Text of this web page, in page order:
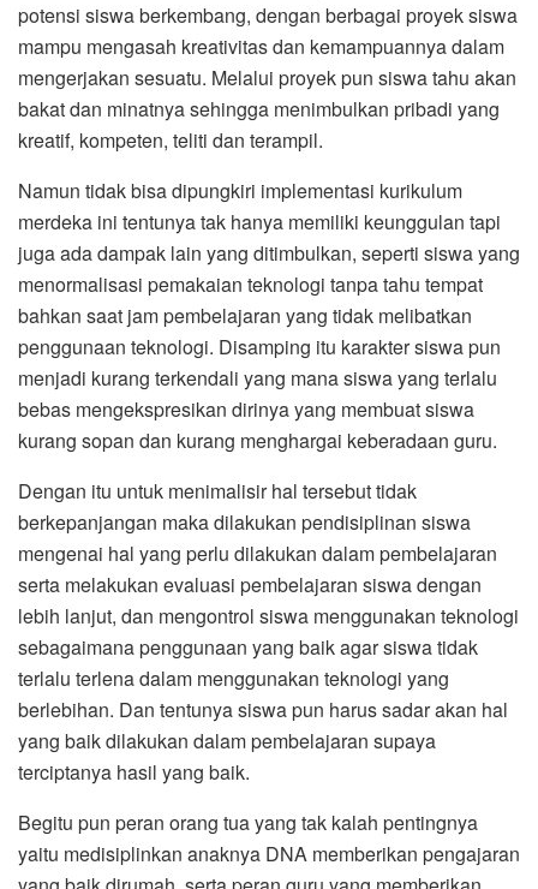
potensi siswa berkembang, dengan berbagai proyek siswa
mampu mengasah kreativitas dan kemampuannya dalam
mengerjakan sesuatu. Melalui proyek pun siswa tahu akan
bakat dan minatnya sehingga menimbulkan pribadi yang
kreatif, kompeten, teliti dan terampil.
Namun tidak bisa dipungkiri implementasi kurikulum
merdeka ini tentunya tak hanya memiliki keunggulan tapi
juga ada dampak lain yang ditimbulkan, seperti siswa yang
menormalisasi pemakaian teknologi tanpa tahu tempat
bahkan saat jam pembelajaran yang tidak melibatkan
penggunaan teknologi. Disamping itu karakter siswa pun
menjadi kurang terkendali yang mana siswa yang terlalu
bebas mengekspresikan dirinya yang membuat siswa
kurang sopan dan kurang menghargai keberadaan guru.
Dengan itu untuk menimalisir hal tersebut tidak
berkepanjangan maka dilakukan pendisiplinan siswa
mengenai hal yang perlu dilakukan dalam pembelajaran
serta melakukan evaluasi pembelajaran siswa dengan
lebih lanjut, dan mengontrol siswa menggunakan teknologi
sebagaimana penggunaan yang baik agar siswa tidak
terlalu terlena dalam menggunakan teknologi yang
berlebihan. Dan tentunya siswa pun harus sadar akan hal
yang baik dilakukan dalam pembelajaran supaya
terciptanya hasil yang baik.
Begitu pun peran orang tua yang tak kalah pentingnya
yaitu medisiplinkan anaknya DNA memberikan pengajaran